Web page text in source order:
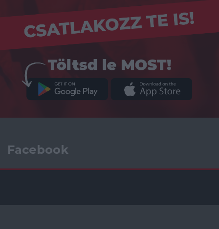
Facebook